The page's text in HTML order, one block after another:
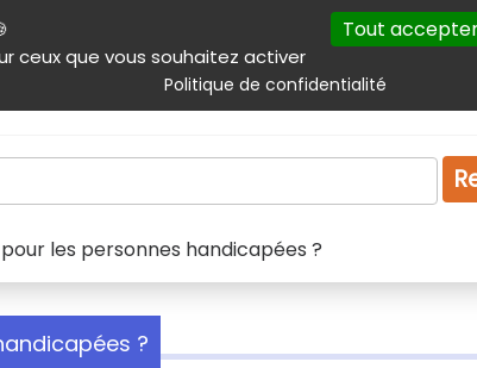
ceux que vous souhaitez activer
Tout
Politique de confidentialité
Autres services
Produits & services Emploi Droit
les personnes handicapées ?
?